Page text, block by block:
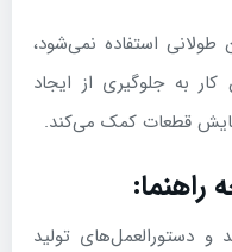
استفاده نمی‌شود،
به جلوگیری از ایجاد
قطعات کمک می‌کند.
راهنما:
و دستورالعمل‌های تولید